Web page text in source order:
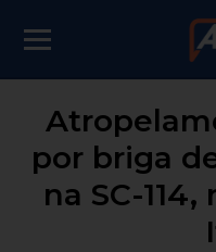
por briga
na SC-